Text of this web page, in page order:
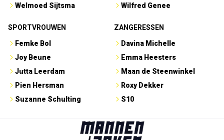
Welmoed Sijtsma
Wilfred Genee
SPORTVROUWEN
Femke Bol
Joy Beune
Jutta Leerdam
Pien Hersman
Suzanne Schulting
ZANGERESSEN
Davina Michelle
Emma Heesters
Maan de Steenwinkel
Roxy Dekker
S10